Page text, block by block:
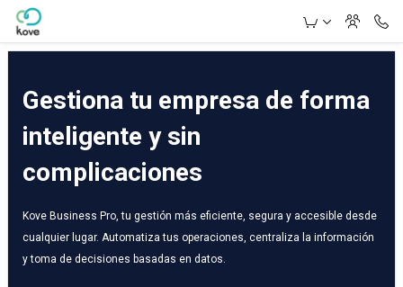
Skip to Main Content
Gestiona tu empresa de forma
inteligente y sin
complicaciones
Kove Business Pro, tu gestión más eficiente, segura y accesible desde
cualquier lugar. Automatiza tus operaciones, centraliza la información
y toma de decisiones basadas en datos.